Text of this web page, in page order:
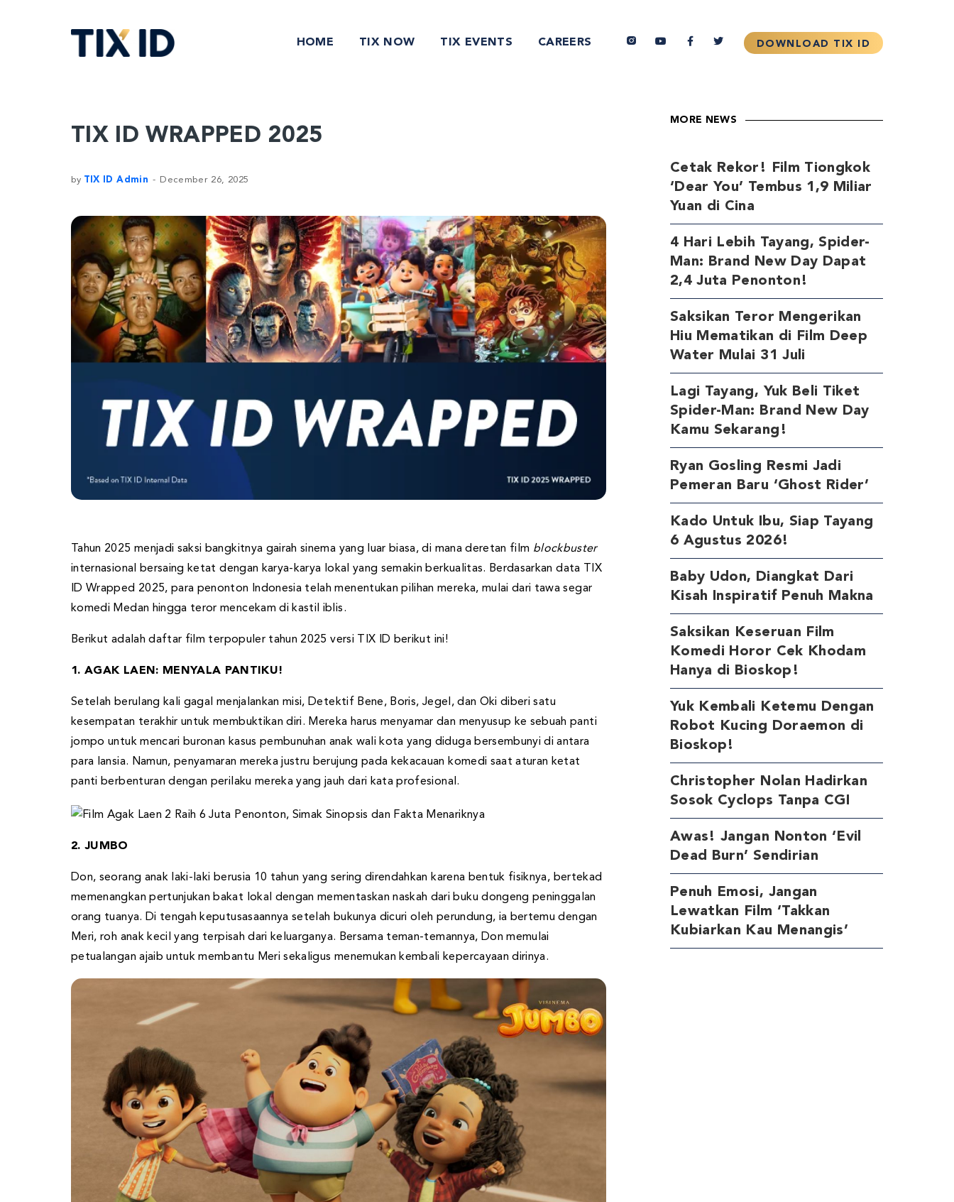
HOME TIX NOW TIX EVENTS CAREERS
TIX ID WRAPPED 2025
by TIX ID Admin December 26, 2025
Tahun 2025 menjadi saksi bangkitnya gairah sinema yang luar biasa, di mana deretan film blockbuster
internasional bersaing ketat dengan karya-karya lokal yang semakin berkualitas. Berdasarkan data TIX
ID Wrapped 2025, para penonton Indonesia telah menentukan pilihan mereka, mulai dari tawa segar
komedi Medan hingga teror mencekam di kastil iblis.
Berikut adalah daftar film terpopuler tahun 2025 versi TIX ID berikut ini!
1. AGAK LAEN: MENYALA PANTIKU!
Setelah berulang kali gagal menjalankan misi, Detektif Bene, Boris, Jegel, dan Oki diberi satu
kesempatan terakhir untuk membuktikan diri. Mereka harus menyamar dan menyusup ke sebuah panti
jompo untuk mencari buronan kasus pembunuhan anak wali kota yang diduga bersembunyi di antara
para lansia. Namun, penyamaran mereka justru berujung pada kekacauan komedi saat aturan ketat
panti berbenturan dengan perilaku mereka yang jauh dari kata profesional.
2. JUMBO
Don, seorang anak laki-laki berusia 10 tahun yang sering direndahkan karena bentuk fisiknya, bertekad
memenangkan pertunjukan bakat lokal dengan mementaskan naskah dari buku dongeng peninggalan
orang tuanya. Di tengah keputusasaannya setelah bukunya dicuri oleh perundung, ia bertemu dengan
Meri, roh anak kecil yang terpisah dari keluarganya. Bersama teman-temannya, Don memulai
petualangan ajaib untuk membantu Meri sekaligus menemukan kembali kepercayaan dirinya.
MORE NEWS
Cetak Rekor! Film Tiongkok
‘Dear You’ Tembus 1,9 Miliar
Yuan di Cina
4 Hari Lebih Tayang, Spider-
Man: Brand New Day Dapat
2,4 Juta Penonton!
Saksikan Teror Mengerikan
Hiu Mematikan di Film Deep
Water Mulai 31 Juli
Lagi Tayang, Yuk Beli Tiket
Spider-Man: Brand New Day
Kamu Sekarang!
Ryan Gosling Resmi Jadi
Pemeran Baru ‘Ghost Rider’
Kado Untuk Ibu, Siap Tayang
6 Agustus 2026!
Baby Udon, Diangkat Dari
Kisah Inspiratif Penuh Makna
Saksikan Keseruan Film
Komedi Horor Cek Khodam
Hanya di Bioskop!
Yuk Kembali Ketemu Dengan
Robot Kucing Doraemon di
Bioskop!
Christopher Nolan Hadirkan
Sosok Cyclops Tanpa CGI
Awas! Jangan Nonton ‘Evil
Dead Burn’ Sendirian
Penuh Emosi, Jangan
Lewatkan Film ‘Takkan
Kubiarkan Kau Menangis’